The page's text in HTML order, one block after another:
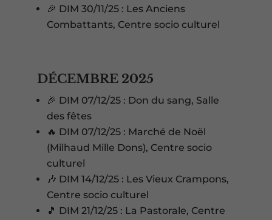
🎉 DIM 30/11/25 : Les Anciens
Combattants, Centre socio culturel
DÉCEMBRE 2025
🎉 DIM 07/12/25 : Don du sang, Salle
des fêtes
🔥 DIM 07/12/25 : Marché de Noël
(Milhaud Mille Dons), Centre socio
culturel
🎶 DIM 14/12/25 : Les Vieux Crampons,
Centre socio culturel
🎵 DIM 21/12/25 : La Pastorale, Centre